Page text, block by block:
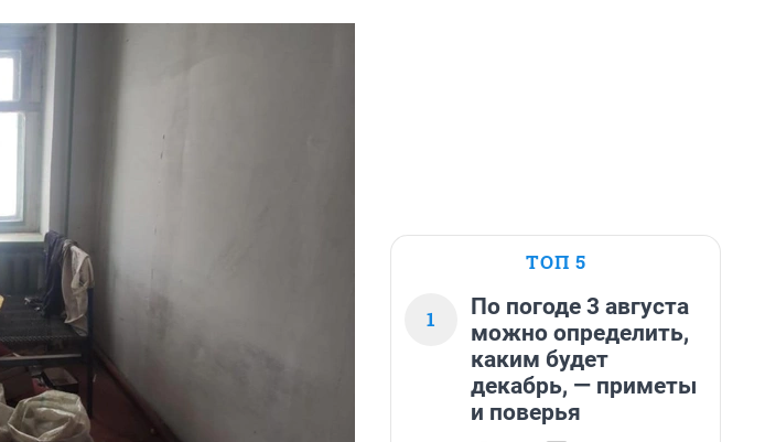
ТОП 5
1
По погоде 3 августа
можно определить,
каким будет
декабрь, — приметы
и поверья